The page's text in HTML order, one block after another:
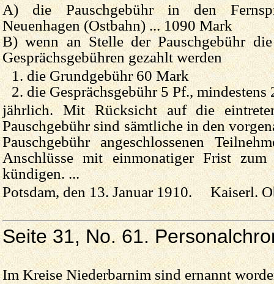
A) die Pauschgebühr in den
Neuenhagen (Ostbahn) ... 1090 Mark
B) wenn an Stelle der Pauschgebühr
Gesprächsgebühren gezahlt werden
die Grundgebühr 60 Mark
die Gesprächsgebühr 5 Pf., mindestens
jährlich. Mit Rücksicht auf die
Pauschgebühr sind sämtliche in den
Pauschgebühr angeschlossenen
Anschlüsse mit einmonatiger Frist
kündigen. ...
Potsdam, den 13. Januar 1910. Kaiserl.
Seite 31, No. 61.
Im Kreise Niederbarnim sind ernannt